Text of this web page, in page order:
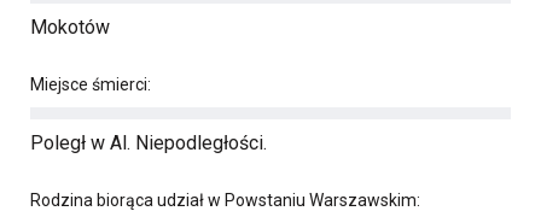
Mokotów
Miejsce śmierci:
Poległ w Al. Niepodległości.
Rodzina biorąca udział w Powstaniu Warszawskim: